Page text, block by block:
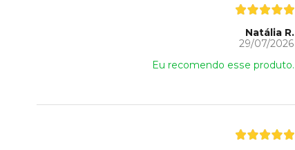
Natália R.
29/07/2026
Eu recomendo esse produto.